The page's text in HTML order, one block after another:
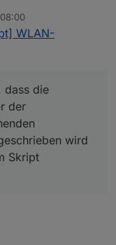
Nachhilfe: Wer
Historisierung
mehr
dass die
geschrieben wird
Skript eingetragen
WLAN-
dass die
der
wird
Skript